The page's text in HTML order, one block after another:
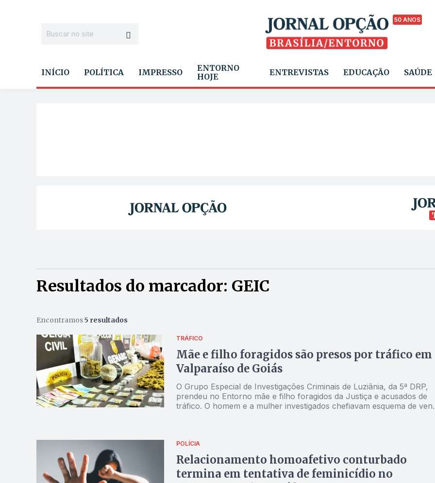
50 ANOS
INÍCIO POLÍTICA IMPRESSO
ENTORNO
HOJE
ENTREVISTAS EDUCAÇÃO SAÚDE
Resultados do marcador: GEIC
Encontramos5 resultados
TRÁFICO
Mãe e filho foragidos são presos por tráfico em
Valparaíso de Goiás
O Grupo Especial de Investigações Criminais de Luziânia, da 5ª DRP,
prendeu no Entorno mãe e filho foragidos da Justiça e acusados de
tráfico. O homem e a mulher investigados chefiavam esquema de
POLÍCIA
Relacionamento homoafetivo conturbado
termina em tentativa de feminicídio no